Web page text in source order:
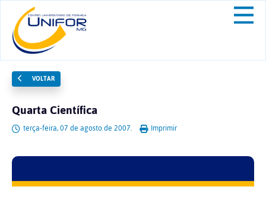
VOLTAR
Quarta Científica
terça-feira, 07 de agosto de 2007. Imprimir